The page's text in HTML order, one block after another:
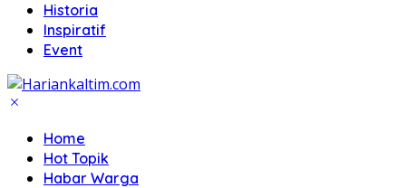
Historia
Inspiratif
Event
Home
Hot Topik
Habar Warga